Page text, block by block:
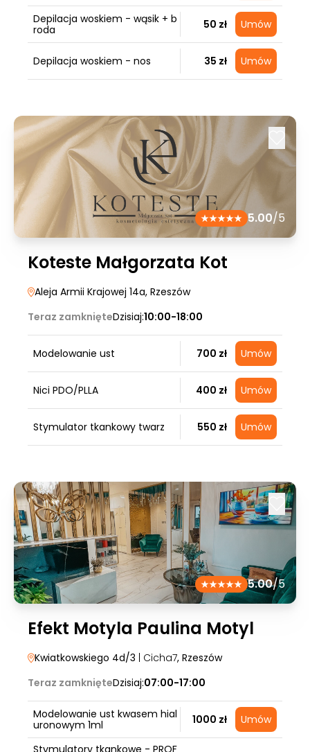
Depilacja woskiem - wąsik + b
roda
50 zł Umów
Depilacja woskiem - nos 35 zł Umów
5.00/5
Koteste Małgorzata Kot
Aleja Armii Krajowej 14a, Rzeszów
Teraz zamknięteDzisiaj:10:00-18:00
Modelowanie ust 700 zł Umów
Nici PDO/PLLA 400 zł Umów
Stymulator tkankowy twarz 550 zł Umów
5.00/5
Efekt Motyla Paulina Motyl
Kwiatkowskiego 4d/3 | Cicha7, Rzeszów
Teraz zamknięteDzisiaj:07:00-17:00
Modelowanie ust kwasem hial
uronowym 1ml
1000 zł Umów
Stymulatory tkankowe - PROF